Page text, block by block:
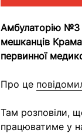
Амбулаторію №3
мешканців
первинної
Про це
Там розповіли,
працюватиме у